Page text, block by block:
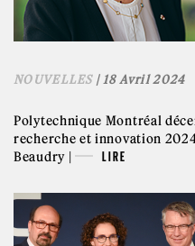
NOUVELLES| 18 Avril 2024
Polytechnique Montréal
recherche et innovation
Beaudry |
LIRE